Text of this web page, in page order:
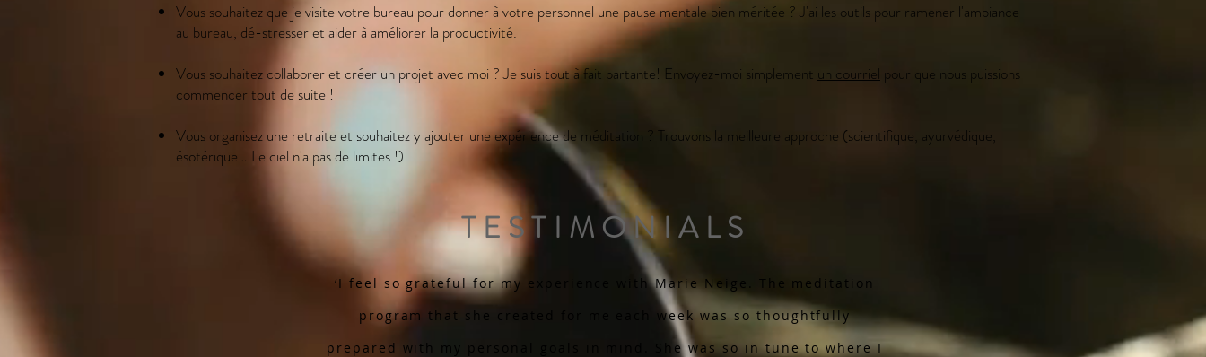
TESTIMONIALS
‘I feel so grateful for my experience with Marie Neige. The meditation
program that she created for me each week was so thoughtfully
prepared with my personal goals in mind. She was so in tune to where I
Vous souhaitez que je visite votre bureau pour donner à votre personnel une pause mentale bien méritée ? J'ai les outils pour ramener l'ambiance
au bureau, dé-stresser et aider à améliorer la productivité.
Vous souhaitez collaborer et créer un projet avec moi ? Je suis tout à fait partante! Envoyez-moi simplement un courriel pour que nous puissions
commencer tout de suite !
Vous organisez une retraite et souhaitez y ajouter une expérience de méditation ? Trouvons la meilleure approche (scientifique, ayurvédique,
ésotérique… Le ciel n'a pas de limites !)